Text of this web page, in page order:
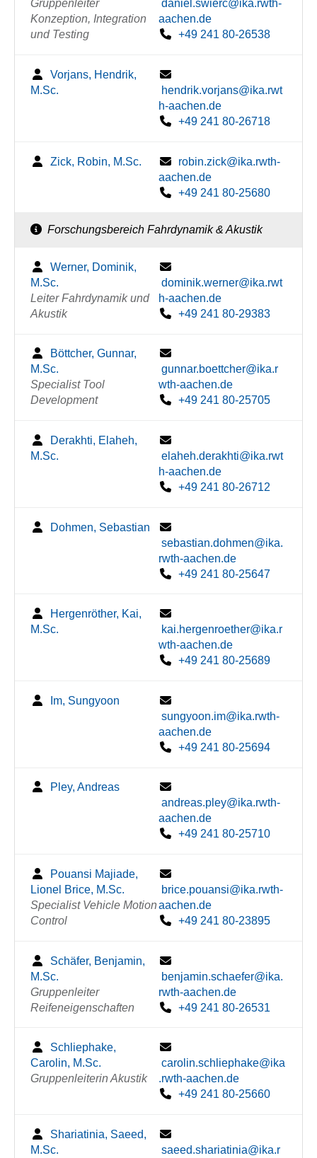
Gruppenleiter
Konzeption, Integration
und Testing
daniel.swierc@ika.rwth-
aachen.de
+49 241 80-26538
Vorjans, Hendrik,
M.Sc.
hendrik.vorjans@ika.rwt
h-aachen.de
+49 241 80-26718
Zick, Robin, M.Sc.
robin.zick@ika.rwth-
aachen.de
+49 241 80-25680
Forschungsbereich Fahrdynamik & Akustik
Werner, Dominik,
M.Sc.
Leiter Fahrdynamik und
Akustik
dominik.werner@ika.rwt
h-aachen.de
+49 241 80-29383
Böttcher, Gunnar,
M.Sc.
Specialist Tool
Development
gunnar.boettcher@ika.r
wth-aachen.de
+49 241 80-25705
Derakhti, Elaheh,
M.Sc.
elaheh.derakhti@ika.rwt
h-aachen.de
+49 241 80-26712
Dohmen, Sebastian
sebastian.dohmen@ika.
rwth-aachen.de
+49 241 80-25647
Hergenröther, Kai,
M.Sc.
kai.hergenroether@ika.r
wth-aachen.de
+49 241 80-25689
Im, Sungyoon
sungyoon.im@ika.rwth-
aachen.de
+49 241 80-25694
Pley, Andreas
andreas.pley@ika.rwth-
aachen.de
+49 241 80-25710
Pouansi Majiade,
Lionel Brice, M.Sc.
Specialist Vehicle Motion
Control
brice.pouansi@ika.rwth-
aachen.de
+49 241 80-23895
Schäfer, Benjamin,
M.Sc.
Gruppenleiter
Reifeneigenschaften
benjamin.schaefer@ika.
rwth-aachen.de
+49 241 80-26531
Schliephake,
Carolin, M.Sc.
Gruppenleiterin Akustik
carolin.schliephake@ika
.rwth-aachen.de
+49 241 80-25660
Shariatinia, Saeed,
M.Sc.
saeed.shariatinia@ika.r